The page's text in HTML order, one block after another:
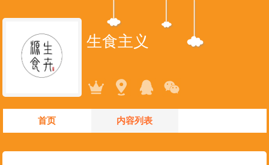
生食主义
首页 内容列表